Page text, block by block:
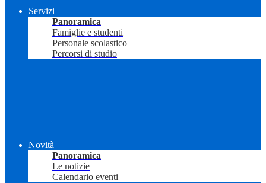
Servizi
Panoramica
Famiglie e studenti
Personale scolastico
Percorsi di studio
Novità
Panoramica
Le notizie
Calendario eventi